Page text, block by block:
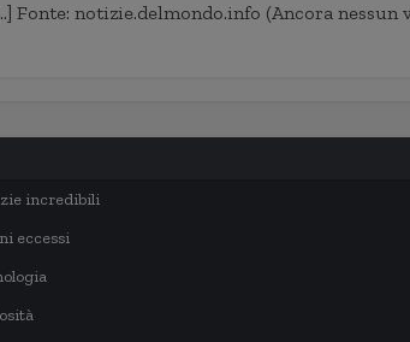
Fonte: notizie.delmondo.info (Ancora nessun
incredibili
eccessi